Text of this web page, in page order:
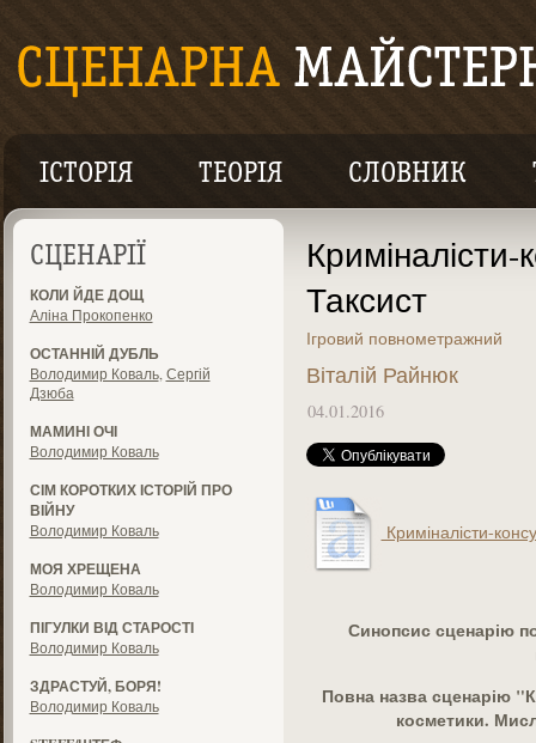
ІСТОРІЯ ТЕОРІЯ СЛОВНИК
СЦЕНАРІЇ
КОЛИ ЙДЕ ДОЩ
Аліна Прокопенко
ОСТАННІЙ ДУБЛЬ
Володимир Коваль, Сергій
Дзюба
МАМИНІ ОЧІ
Володимир Коваль
СІМ КОРОТКИХ ІСТОРІЙ ПРО
ВІЙНУ
Володимир Коваль
МОЯ ХРЕЩЕНА
Володимир Коваль
ПІГУЛКИ ВІД СТАРОСТІ
Володимир Коваль
ЗДРАСТУЙ, БОРЯ!
Володимир Коваль
Криміналісти-
Таксист
Ігровий повнометражний
Віталій Райнюк
04.01.2016
Криміналісти-
Синопсис сценарію
Повна назва сценарію
косметики.